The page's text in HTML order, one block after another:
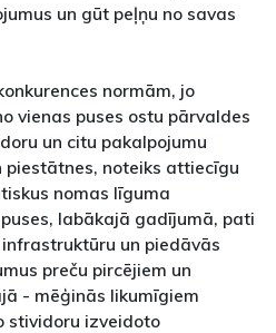
un gūt peļņu no savas
normām, jo
vienas puses ostu pārvaldes
un citu pakalpojumu
piestātnes, noteiks attiecīgu
nomas līguma
labākajā gadījumā, pati
un piedāvās
preču pircējiem un
- mēģinās likumīgiem
stividoru izveidoto